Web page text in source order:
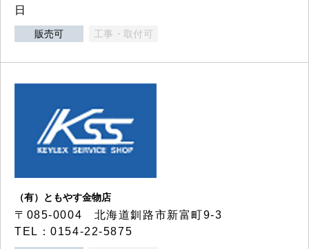
日
販売可 工事・取付可
（有）ともやす金物店
〒085-0004 北海道釧路市新富町9-3
TEL：0154-22-5875